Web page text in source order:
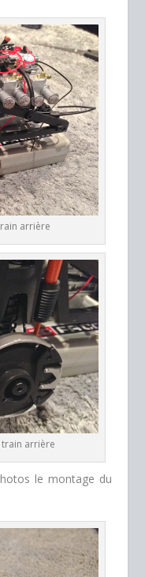
arrière
arrière
le montage du